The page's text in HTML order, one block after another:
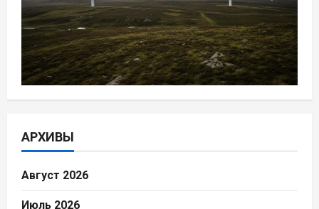
АРХИВЫ
Август 2026
Июль 2026